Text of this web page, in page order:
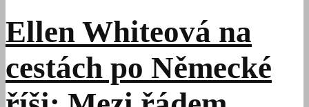
Ellen Whiteová na
cestách po Německé